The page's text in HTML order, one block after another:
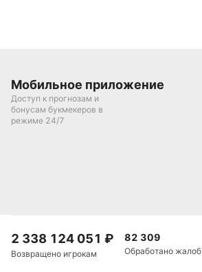
Мобильное приложение
Доступ к прогнозам и
бонусам букмекеров в
режиме 24/7
2 338 124 051 ₽
Возвращено игрокам
82 309
Обработано жалоб